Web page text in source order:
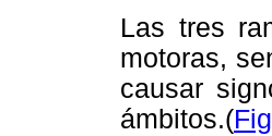
Las tres
motoras,
causar
ámbitos.(